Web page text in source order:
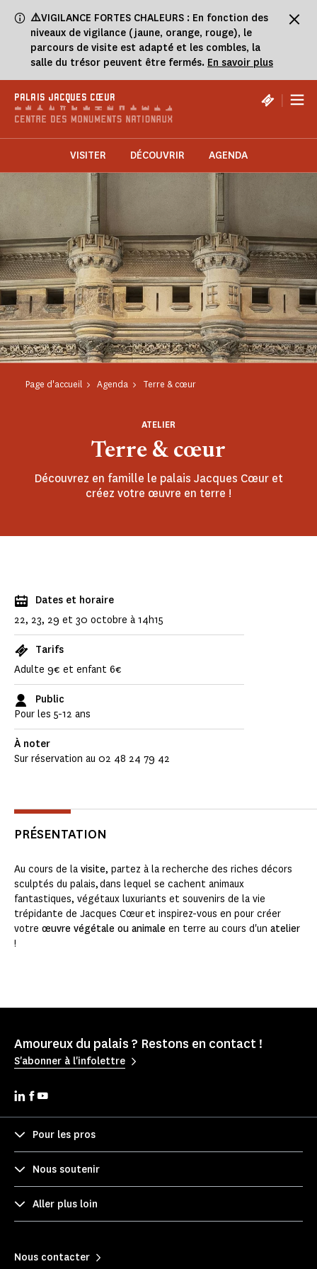
⚠️VIGILANCE FORTES CHALEURS : En fonction des
niveaux de vigilance (jaune, orange, rouge), le
parcours de visite est adapté et les combles, la
salle du trésor peuvent être fermés. En savoir plus
PALAIS JACQUES CŒUR |
VISITER DÉCOUVRIR AGENDA
Page d'accueil Agenda Terre & cœur
Terre & cœur
ATELIER
Découvrez en famille le palais Jacques Cœur et
créez votre œuvre en terre !
Dates et horaire
22, 23, 29 et 30 octobre à 14h15
Tarifs
Adulte 9€ et enfant 6€
Public
Pour les 5-12 ans
À noter
Sur réservation au 02 48 24 79 42
PRÉSENTATION
Au cours de la visite, partez à la recherche des riches décors
sculptés du palais, dans lequel se cachent animaux
fantastiques, végétaux luxuriants et souvenirs de la vie
trépidante de Jacques Cœur et inspirez-vous en pour créer
votre œuvre végétale ou animale en terre au cours d'un atelier
!
Amoureux du palais ? Restons en contact !
S'abonner à l'infolettre
Pour les pros
Nous soutenir
Aller plus loin
Nous contacter